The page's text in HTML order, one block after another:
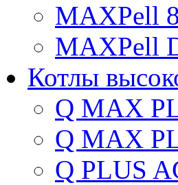
MAXPell
MAXPell
Котлы
Q MAX
Q MAX
Q PLUS